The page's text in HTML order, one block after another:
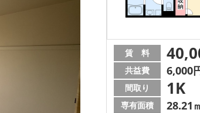
賃 料
共益費 6,000
間取り 1K
専有面積 28.21